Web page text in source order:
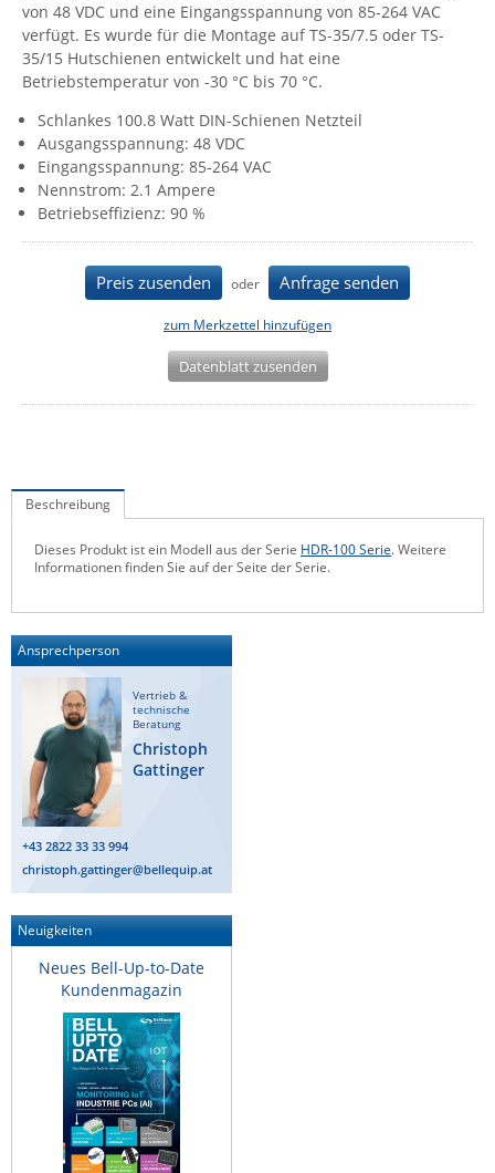
Guntermann & Drunck
High Sec Labs
HW group
Icron
IEC Lock
Ihse
Kramer Electronics
KVM TEC
Milesight
Panorama Antennas
PatchSee
Raritan
Riello UPS
Server Technology
Siretta
SIRIO Antenne
Sunbird
Tactical Software
Teltonika
Unwired Networks
Vision
WATTECO
Westermo
Yuasa
ZPE Systems
von 48 VDC und eine Eingangsspannung von 85-264 VAC
verfügt. Es wurde für die Montage auf TS-35/7.5 oder TS-
35/15 Hutschienen entwickelt und hat eine
Betriebstemperatur von -30 °C bis 70 °C.
Schlankes 100.8 Watt DIN-Schienen Netzteil
Ausgangsspannung: 48 VDC
Eingangsspannung: 85-264 VAC
Nennstrom: 2.1 Ampere
Betriebseffizienz: 90 %
Preis zusenden oder Anfrage senden
zum Merkzettel hinzufügen
Datenblatt zusenden
Beschreibung
Dieses Produkt ist ein Modell aus der Serie HDR-100 Serie. Weitere
Informationen finden Sie auf der Seite der Serie.
Ansprechperson
Vertrieb &
technische
Beratung
Christoph
Gattinger
+43 2822 33 33 994
christoph.gattinger@bellequip.at
Neuigkeiten
Neues Bell-Up-to-Date
Kundenmagazin